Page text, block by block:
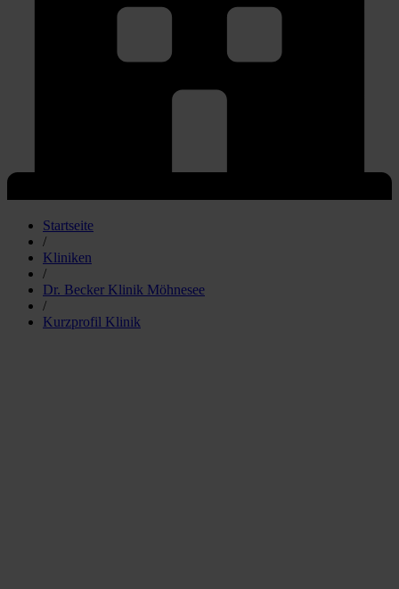
Startseite
/
Kliniken
/
Dr. Becker Klinik Möhnesee
/
Kurzprofil Klinik